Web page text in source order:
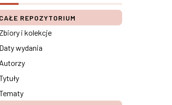
CAŁE REPOZYTORIUM
i kolekcje
Daty wydania
Autorzy